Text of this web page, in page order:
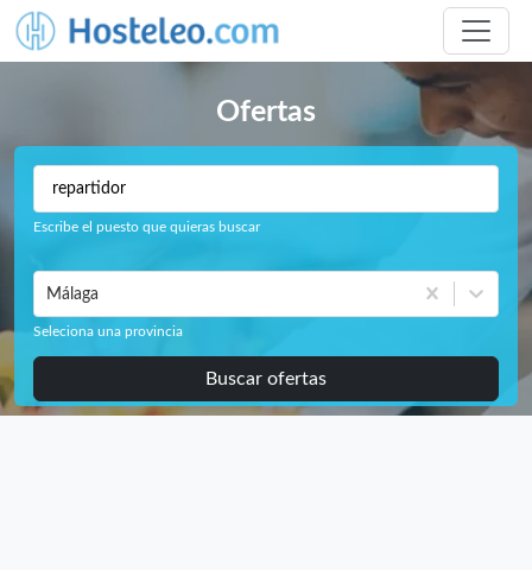
Ofertas
Escribe el puesto que quieras buscar
Málaga
Seleciona una provincia
Buscar ofertas